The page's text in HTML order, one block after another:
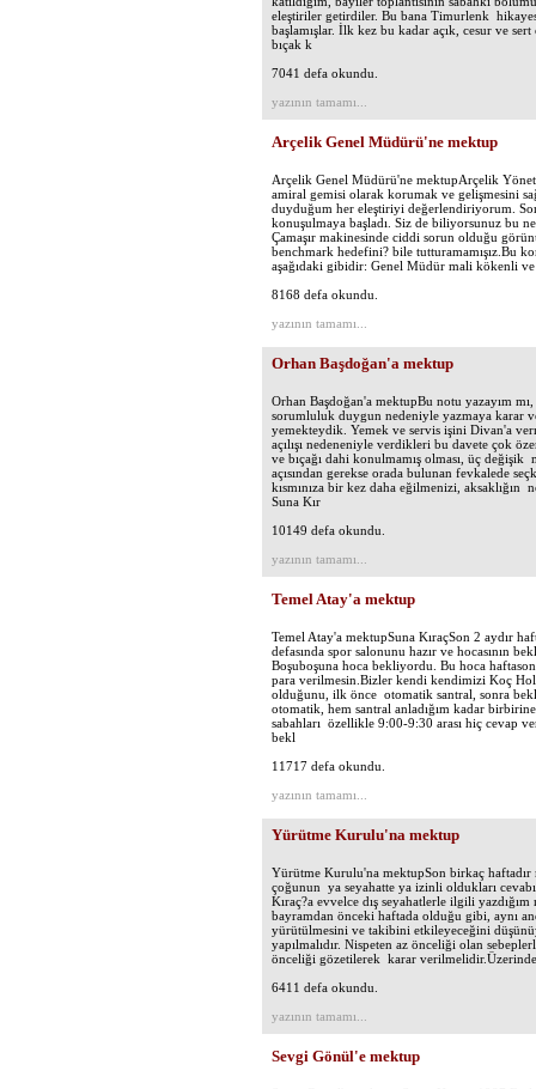
eleştiriler getirdiler. Bu bana Timurlenk
başlamışlar. İlk kez bu kadar açık, cesur ve
bıçak k
7041 defa okundu.
yazının tamamı...
Arçelik Genel Müdürü'ne mektup
Arçelik Genel Müdürü'ne mektupArçelik
amiral gemisi olarak korumak ve gelişmesini
duyduğum her eleştiriyi değerlendiriyorum.
konuşulmaya başladı. Siz de biliyorsunuz bu
Çamaşır makinesinde ciddi sorun olduğu
benchmark hedefini? bile tutturamamışız.Bu
aşağıdaki gibidir: Genel Müdür mali kökenli
8168 defa okundu.
yazının tamamı...
Orhan Başdoğan'a mektup
Orhan Başdoğan'a mektupBu notu yazayım
sorumluluk duygun nedeniyle yazmaya karar
yemekteydik. Yemek ve servis işini Divan'a
açılışı nedeneniyle verdikleri bu davete çok
ve bıçağı dahi konulmamış olması, üç
açısından gerekse orada bulunan fevkalede
kısmınıza bir kez daha eğilmenizi, aksaklığın
Suna Kır
10149 defa okundu.
yazının tamamı...
Temel Atay'a mektup
Temel Atay'a mektupSuna KıraçSon 2 aydır
defasında spor salonunu hazır ve hocasının
Boşuboşuna hoca bekliyordu. Bu hoca
para verilmesin.Bizler kendi kendimizi Koç
olduğunu, ilk önce otomatik santral, sonra
otomatik, hem santral anladığım kadar
sabahları özellikle 9:00-9:30 arası hiç cevap
bekl
11717 defa okundu.
yazının tamamı...
Yürütme Kurulu'na mektup
Yürütme Kurulu'na mektupSon birkaç
çoğunun ya seyahatte ya izinli oldukları
Kıraç?a evvelce dış seyahatlerle ilgili
bayramdan önceki haftada olduğu gibi, aynı
yürütülmesini ve takibini etkileyeceğini
yapılmalıdır. Nispeten az önceliği olan
önceliği gözetilerek karar
6411 defa okundu.
yazının tamamı...
Sevgi Gönül'e mektup